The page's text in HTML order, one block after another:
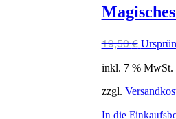
19,50€
inkl. 7 % MwSt.
zzgl.
In die